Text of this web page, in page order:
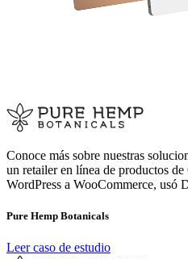
Conoce más sobre nuestras
un retailer en línea de productos
WordPress a WooCommerce, usó
Pure Hemp Botanicals
Leer caso de estudio